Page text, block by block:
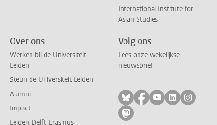
International Institute for
Asian Studies
Over ons
Werken bij de Universiteit
Leiden
Steun de Universiteit Leiden
Alumni
Impact
Leiden-Delft-Erasmus
Volg ons
Lees onze wekelijkse
nieuwsbrief
Volg ons op bluesky
Volg ons op
Volg ons op
Volg ons
Volg
Volg ons op mastodon